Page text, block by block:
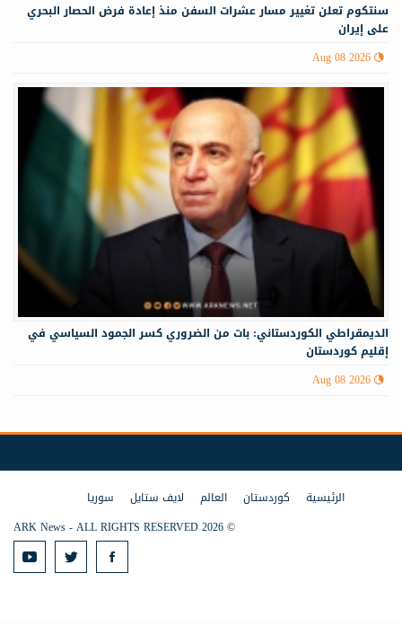
سنتكوم تعلن تغيير مسار عشرات السفن منذ إعادة فرض الحصار البحري
على إيران
Aug 08 2026
الديمقراطي الكوردستاني: بات من الضروري كسر الجمود السياسي في
إقليم كوردستان
Aug 08 2026
الرئيسية كوردستان العالم لايف ستايل
سوريا
© 2026 ARK News - ALL RIGHTS RESERVED